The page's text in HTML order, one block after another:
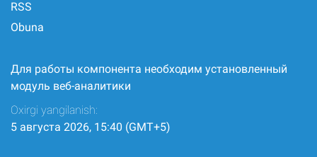
RSS
Obuna
Для работы компонента необходим установленный
модуль веб-аналитики
Oxirgi yangilanish:
5 августа 2026, 15:40 (GMT+5)